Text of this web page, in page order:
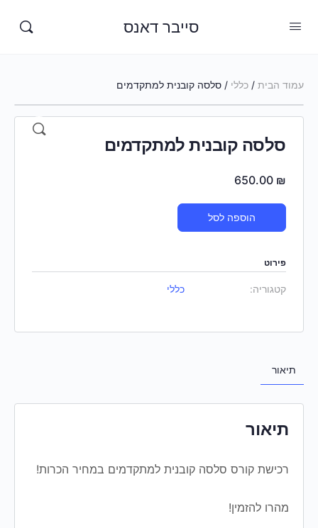
סייבר דאנס
עמוד הבית / כללי / סלסה קובנית למתקדמים
סלסה קובנית למתקדמים
650.00 ₪
הוספה לסל
פירוט
קטגוריה: כללי
תיאור
תיאור
רכישת קורס סלסה קובנית למתקדמים במחיר הכרות!
מהרו להזמין!